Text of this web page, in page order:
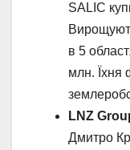
SALIC
в 5
млн. Їхня
LNZ
Дмитро